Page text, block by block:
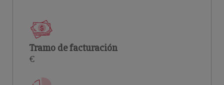
Tramo de facturación
€